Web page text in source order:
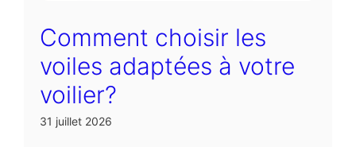
Comment choisir les
voiles adaptées à votre
voilier?
31 juillet 2026